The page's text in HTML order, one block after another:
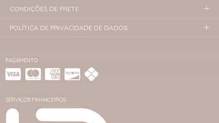
PAGAMENTO
SERVIÇOS FINANCEIROS
CONDIÇÕES DE FRETE
POLÍTICA DE PRIVACIDADE DE DADOS